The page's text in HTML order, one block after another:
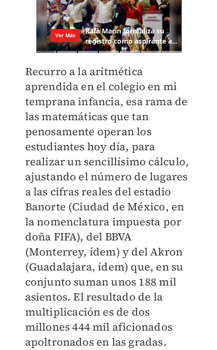
Recurro a la aritmética
aprendida en el colegio en mi
temprana infancia, esa rama de
las matemáticas que tan
penosamente operan los
estudiantes hoy día, para
realizar un sencillísimo cálculo,
ajustando el número de lugares
a las cifras reales del estadio
Banorte (Ciudad de México, en
la nomenclatura impuesta por
doña FIFA), del BBVA
(Monterrey, ídem) y del Akron
(Guadalajara, ídem) que, en su
conjunto suman unos 188 mil
asientos. El resultado de la
multiplicación es de dos
millones 444 mil aficionados
apoltronados en las gradas.